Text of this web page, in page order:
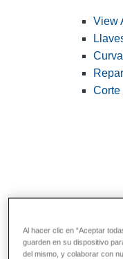
View
Corte
Al hacer clic en “Aceptar
guarden en su dispositivo
del mismo, y colaborar con